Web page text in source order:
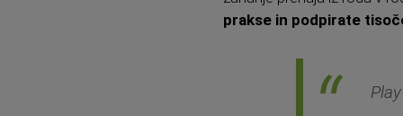
prakse in podpirate